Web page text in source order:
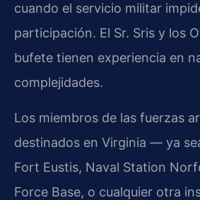
cuando el servicio militar
participación. El Sr. Sris y los
bufete tienen experiencia en
complejidades.
Los miembros de las fuerzas
destinados en Virginia — ya
Fort Eustis, Naval Station
Force Base, o cualquier otra